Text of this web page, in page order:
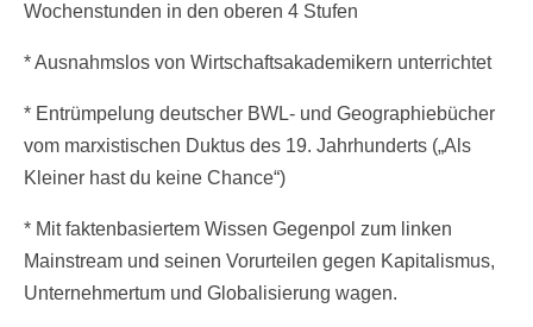
Wochenstunden in den oberen 4 Stufen
* Ausnahmslos von Wirtschaftsakademikern unterrichtet
* Entrümpelung deutscher BWL- und Geographiebücher
vom marxistischen Duktus des 19. Jahrhunderts („Als
Kleiner hast du keine Chance“)
* Mit faktenbasiertem Wissen Gegenpol zum linken
Mainstream und seinen Vorurteilen gegen Kapitalismus,
Unternehmertum und Globalisierung wagen.